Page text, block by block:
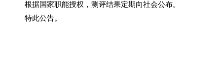
根据国家职能授权，测评结果定期向社会公布。
特此公告。